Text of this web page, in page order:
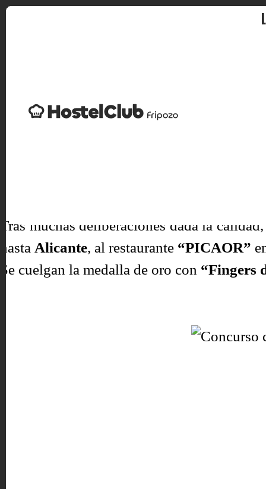
calidad y originalidad de las tapas recibidas.
Tras muchas deliberaciones dada la
hasta Alicante, al restaurante “PICAOR”
Se cuelgan la medalla de oro con “Fingers